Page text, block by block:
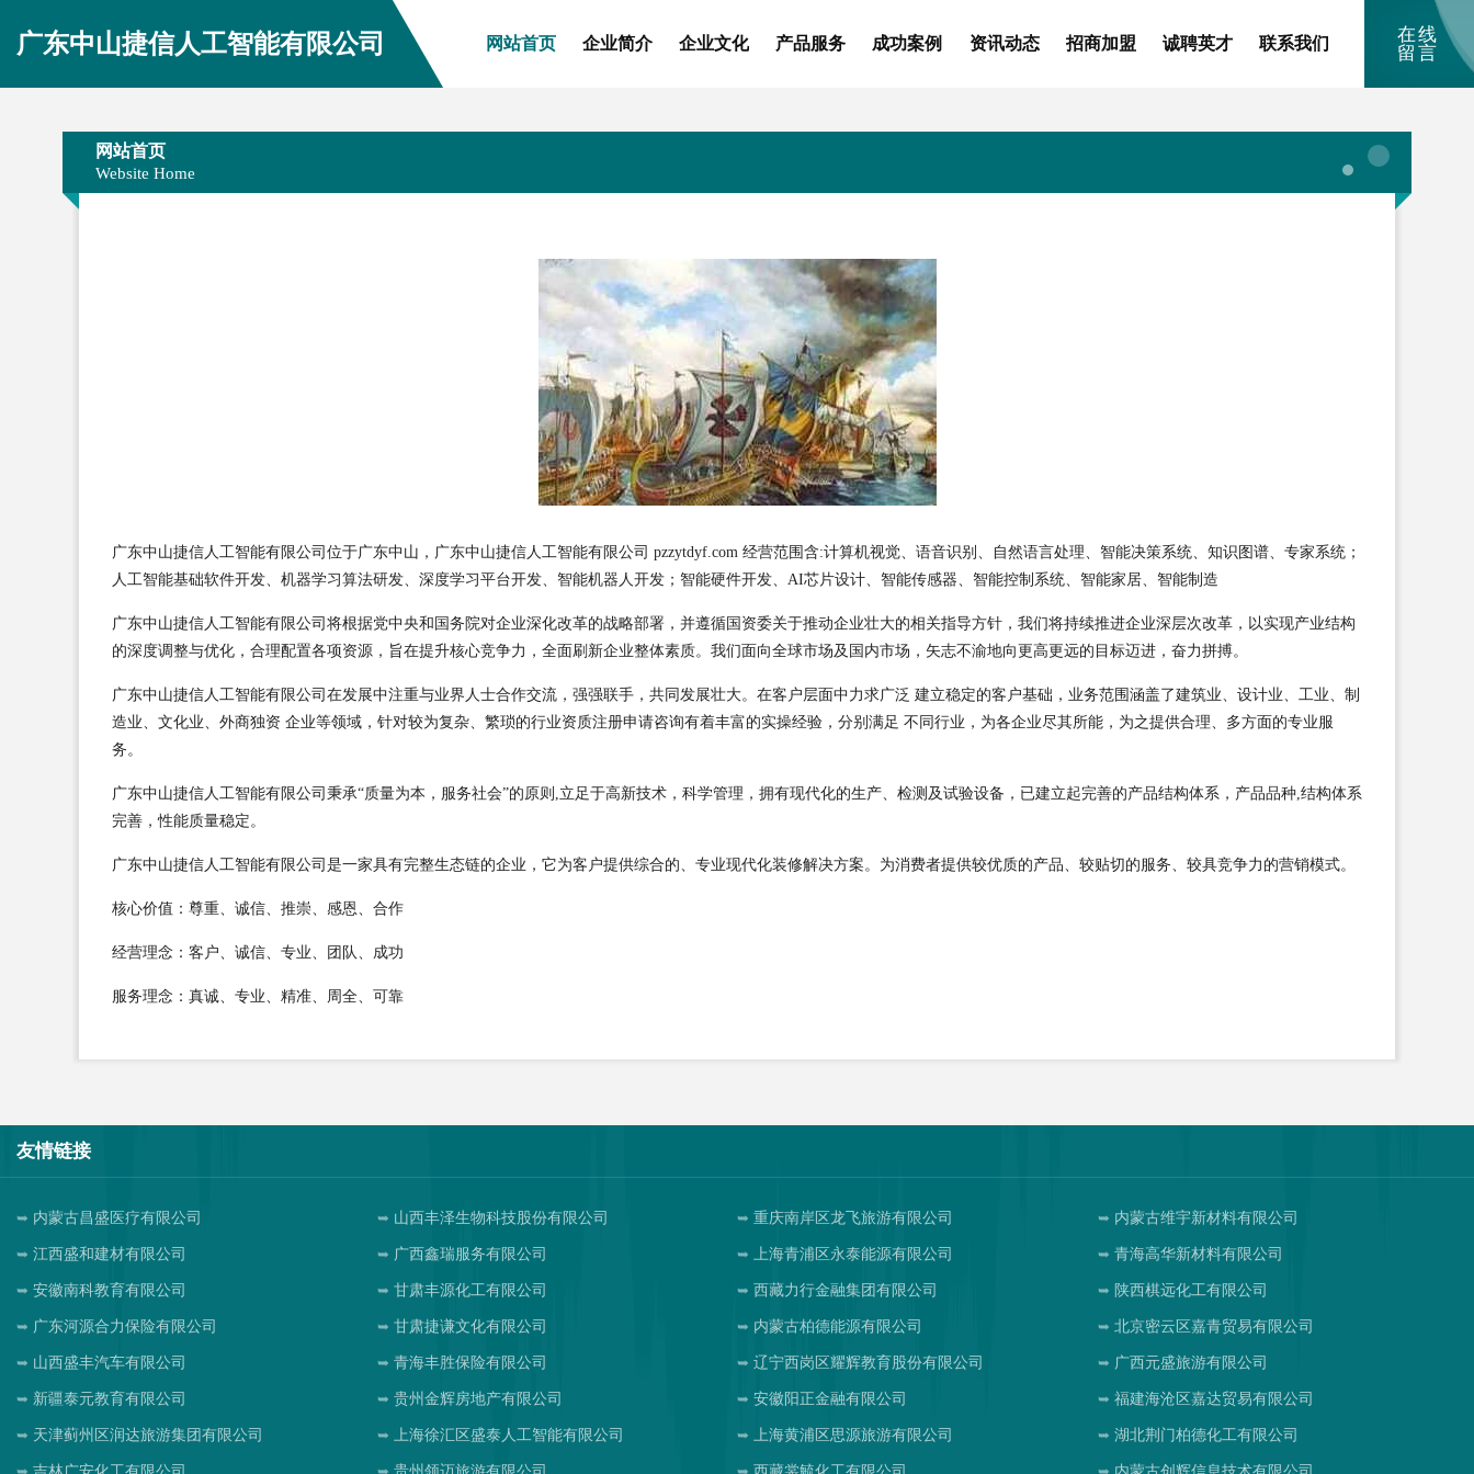
广东中山捷信人工智能有限公司 网站首页 企业简介 企业文化 产品服务 成功案例 资讯动态 招商加盟 诚聘英才 联系我们
在线
留言
网站首页
Website Home
广东中山捷信人工智能有限公司位于广东中山，广东中山捷信人工智能有限公司 pzzytdyf.com 经营范围含:计算机视觉、语音识别、自然语言处理、智能决策系统、知识图谱、专家系统；
人工智能基础软件开发、机器学习算法研发、深度学习平台开发、智能机器人开发；智能硬件开发、AI芯片设计、智能传感器、智能控制系统、智能家居、智能制造
广东中山捷信人工智能有限公司将根据党中央和国务院对企业深化改革的战略部署，并遵循国资委关于推动企业壮大的相关指导方针，我们将持续推进企业深层次改革，以实现产业结构
的深度调整与优化，合理配置各项资源，旨在提升核心竞争力，全面刷新企业整体素质。我们面向全球市场及国内市场，矢志不渝地向更高更远的目标迈进，奋力拼搏。
广东中山捷信人工智能有限公司在发展中注重与业界人士合作交流，强强联手，共同发展壮大。在客户层面中力求广泛 建立稳定的客户基础，业务范围涵盖了建筑业、设计业、工业、制
造业、文化业、外商独资 企业等领域，针对较为复杂、繁琐的行业资质注册申请咨询有着丰富的实操经验，分别满足 不同行业，为各企业尽其所能，为之提供合理、多方面的专业服
务。
广东中山捷信人工智能有限公司秉承“质量为本，服务社会”的原则,立足于高新技术，科学管理，拥有现代化的生产、检测及试验设备，已建立起完善的产品结构体系，产品品种,结构体系
完善，性能质量稳定。
广东中山捷信人工智能有限公司是一家具有完整生态链的企业，它为客户提供综合的、专业现代化装修解决方案。为消费者提供较优质的产品、较贴切的服务、较具竞争力的营销模式。
核心价值：尊重、诚信、推崇、感恩、合作
经营理念：客户、诚信、专业、团队、成功
服务理念：真诚、专业、精准、周全、可靠
友情链接
内蒙古昌盛医疗有限公司 山西丰泽生物科技股份有限公司 重庆南岸区龙飞旅游有限公司 内蒙古维宇新材料有限公司
江西盛和建材有限公司 广西鑫瑞服务有限公司 上海青浦区永泰能源有限公司 青海高华新材料有限公司
安徽南科教育有限公司 甘肃丰源化工有限公司 西藏力行金融集团有限公司 陕西棋远化工有限公司
广东河源合力保险有限公司 甘肃捷谦文化有限公司 内蒙古柏德能源有限公司 北京密云区嘉青贸易有限公司
山西盛丰汽车有限公司 青海丰胜保险有限公司 辽宁西岗区耀辉教育股份有限公司 广西元盛旅游有限公司
新疆泰元教育有限公司 贵州金辉房地产有限公司 安徽阳正金融有限公司 福建海沧区嘉达贸易有限公司
天津蓟州区润达旅游集团有限公司 上海徐汇区盛泰人工智能有限公司 上海黄浦区思源旅游有限公司 湖北荆门柏德化工有限公司